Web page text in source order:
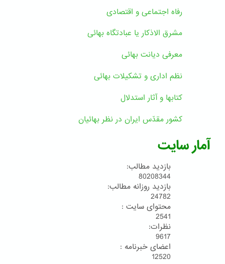
رفاه اجتماعی و اقتصادی
مشرق الاذکار یا عبادتگاه بهائی
معرفی دیانت بهائی
نظم اداری و تشکیلات بهائی
کتابها و آثار استدلال
کشور مقدّس ایران در نظر بهائیان
آمار سایت
بازدید مطالب:
80208344
بازدید روزانه مطالب:
24782
محتوای سایت :
2541
نظرات:
9617
اعضای خبرنامه :
12520